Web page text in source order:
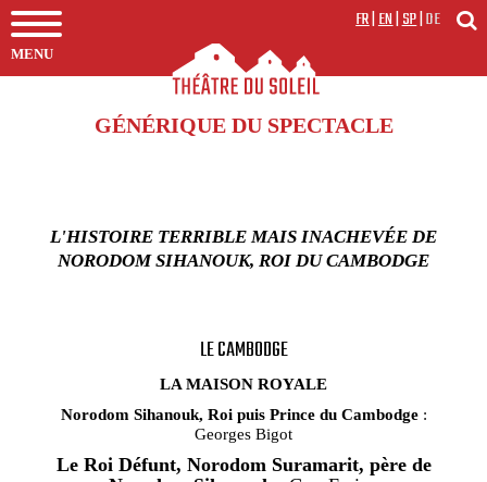
MENU
FR|EN|SP|DE
GÉNÉRIQUE DU SPECTACLE
L'HISTOIRE TERRIBLE MAIS INACHEVÉE DE
NORODOM SIHANOUK, ROI DU CAMBODGE
LE CAMBODGE
LA MAISON ROYALE
Norodom Sihanouk, Roi puis Prince du Cambodge :
Georges Bigot
Le Roi Défunt, Norodom Suramarit, père de